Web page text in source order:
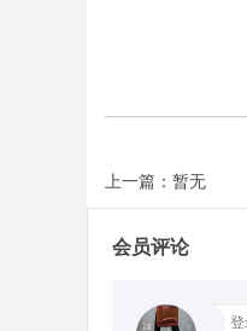
上一篇：暂无
会员评论